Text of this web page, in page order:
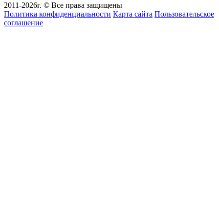
2011-2026г. © Все права защищены
Политика конфиденциальности Карта сайта Пользовательское
соглашение